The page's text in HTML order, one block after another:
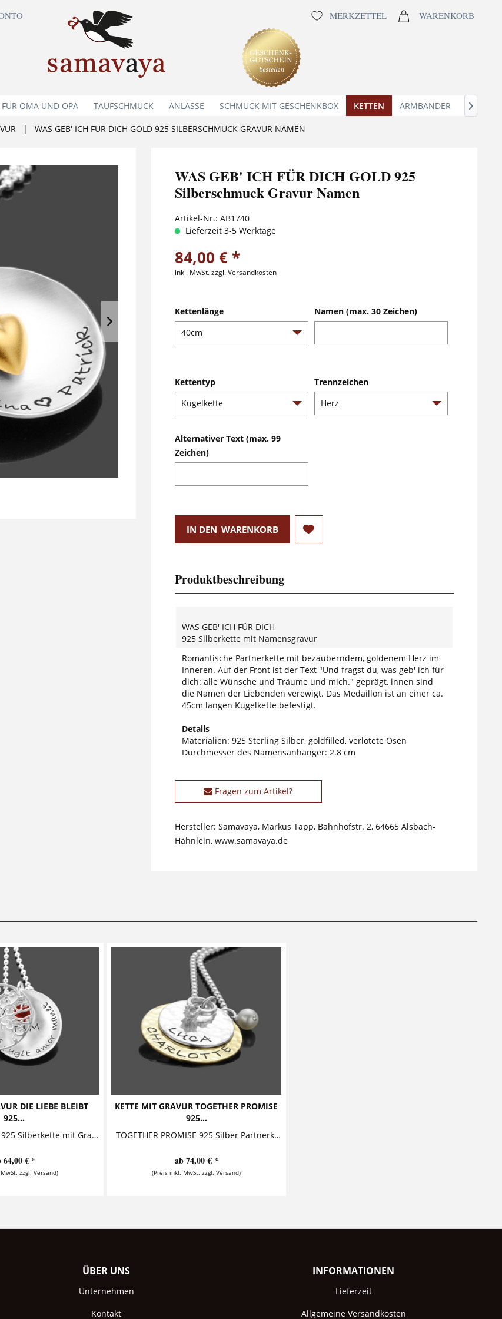
MERKZETTEL WARENKORB
FÜR OMA UND OPA TAUFSCHMUCK ANLÄSSE SCHMUCK MIT GESCHENKBOX KETTEN ARMBÄNDER 
| WAS GEB' ICH FÜR DICH GOLD 925 SILBERSCHMUCK GRAVUR NAMEN
WAS GEB' ICH FÜR DICH GOLD 925
Silberschmuck Gravur Namen
Artikel-Nr.: AB1740
Lieferzeit 3-5 Werktage
84,00 € *
inkl. MwSt.zzgl. Versandkosten
Kettenlänge
Kettentyp
Namen (max. 30 Zeichen)
Trennzeichen
Alternativer Text (max. 99
Zeichen)
IN DEN WARENKORB
Produktbeschreibung
WAS GEB' ICH FÜR DICH
925 Silberkette mit Namensgravur
Romantische Partnerkette mit bezauberndem, goldenem Herz im
Inneren. Auf der Front ist der Text "Und fragst du, was geb' ich für
dich: alle Wünsche und Träume und mich." geprägt, innen sind
die Namen der Liebenden verewigt. Das Medaillon ist an einer ca.
45cm langen Kugelkette befestigt.
Details
Materialien: 925 Sterling Silber, goldfilled, verlötete Ösen
Durchmesser des Namensanhänger: 2.8 cm
Fragen zum Artikel?
Hersteller: Samavaya, Markus Tapp, Bahnhofstr. 2, 64665 Alsbach-
Hähnlein, www.samavaya.de
DIE LIEBE BLEIBT
925...
DIE LIEBE BLEIBT 925 Silberkette mit Gravur Tempus fugit - amor manet "Es vergeht die Zeit - die Liebe bleibt." Diese zauberhafte...
64,00 € *
zzgl. Versand)
KETTE MIT GRAVUR TOGETHER PROMISE
925...
TOGETHER PROMISE 925 Silber Partnerkette Diese bezaubernde Kette mit Gravur aus 925 Sterling Silber für Verliebte besteht aus zwei...
ab 74,00 € *
(Preis inkl. MwSt. zzgl. Versand)
ÜBER UNS
Unternehmen
Kontakt
INFORMATIONEN
Lieferzeit
Allgemeine Versandkosten